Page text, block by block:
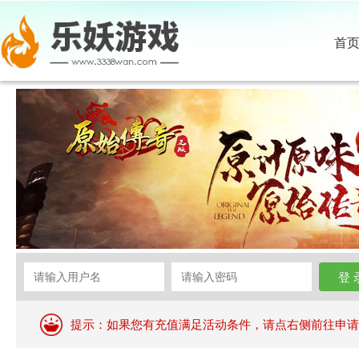
首页
提示：如果您有充值满足活动条件，请点右侧前往申